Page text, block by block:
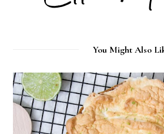
You Might Also